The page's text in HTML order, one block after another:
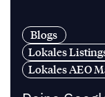
Blogs
Lokales
Lokales AEO